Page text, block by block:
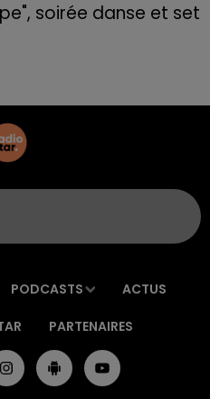
soirée danse et set
PODCASTS ACTUS
PARTENAIRES